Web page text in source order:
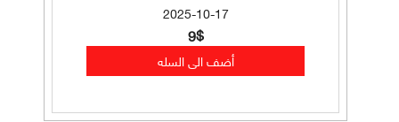
2025-10-17
9$